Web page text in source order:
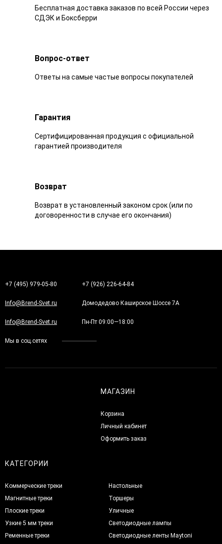
Бесплатная доставка заказов по всей России через
СДЭК и Боксберри
Вопрос-ответ
Ответы на самые частые вопросы покупателей
Гарантия
Сертифицированная продукция с официальной
гарантией производителя
Возврат
Возврат в установленный законом срок (или по
договоренности в случае его окончания)
+7 (495) 979-05-80 +7 (926) 226-64-84
Info@Brend-Svet.ru Домодедово Каширское Шоссе 7А
Info@Brend-Svet.ru Пн-Пт 09:00—18:00
Мы в соц.сетях
МАГАЗИН
Корзина
Личный кабинет
Оформить заказ
КАТЕГОРИИ
Коммерческие треки
Магнитные треки
Плоские треки
Узкие 5 мм треки
Ременные треки
Настольные
Торшеры
Уличные
Светодиодные лампы
Светодиодные ленты Maytoni